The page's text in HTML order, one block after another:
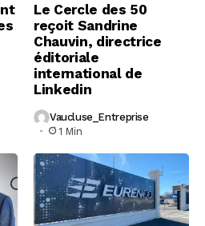
Le Cercle des 50
reçoit Sandrine
Chauvin, directrice
éditoriale
international de
Linkedin
Vaucluse_Entreprise
1 Min